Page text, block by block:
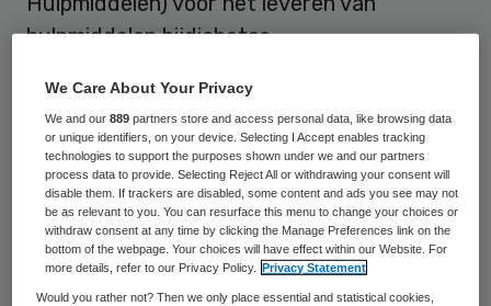
hulpmiddelen bijdiabetes.
Om aan de eisen van deze certificering te
voldoen moeten hulpmiddelenleveranciers,
zoals apotheken, een BIG-geregistreerde
verpleegkundige in dienst hebben. Die
bespreekt met de patiënt de verstrekking
van de hulpmiddelen bespreekt en regelt
eventuele wijzigingen. Via deze
We Care About Your Privacy
We and our889 partners store and access personal data, like browsing data
or unique identifiers, on your device. Selecting I Accept enables tracking
technologies to support the purposes shown under we and our partners
process data to provide. Selecting Reject All or withdrawing your consent will
disable them. If trackers are disabled, some content and ads you see may not
be as relevant to you. You can resurface this menu to change your choices or
withdraw consent at any time by clicking the Manage Preferences link on the
bottom of the webpage. Your choices will have effect within our Website. For
more details, refer to our Privacy Policy.
Privacy Statement
Would you rather not? Then we only place essential and statistical cookies,